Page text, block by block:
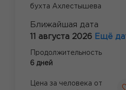
бухта Ахлестышева
Ближайшая дата
11 августа 2026 Ещё
Продолжительность
6 дней
Цена за человека от